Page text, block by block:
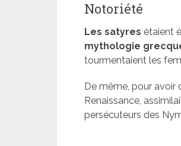
Notoriété
Les satyres étaient
mythologie
tourmentaient les
De même, pour avoir
Renaissance,
persécuteurs des